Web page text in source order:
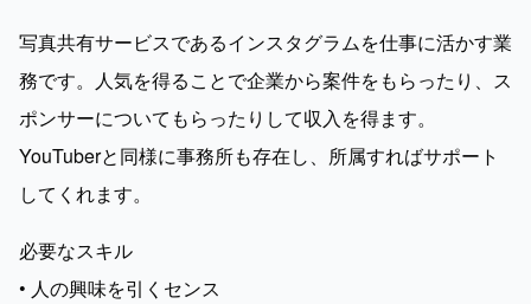
写真共有サービスであるインスタグラムを仕事に活かす業
務です。人気を得ることで企業から案件をもらったり、ス
ポンサーについてもらったりして収入を得ます。
YouTuberと同様に事務所も存在し、所属すればサポート
してくれます。
必要なスキル
• 人の興味を引くセンス